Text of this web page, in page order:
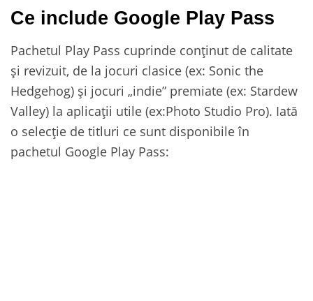
Ce include Google Play Pass
Pachetul Play Pass cuprinde conținut de calitate
și revizuit, de la jocuri clasice (ex: Sonic the
Hedgehog) și jocuri „indie” premiate (ex: Stardew
Valley) la aplicații utile (ex:Photo Studio Pro). Iată
o selecție de titluri ce sunt disponibile în
pachetul Google Play Pass: